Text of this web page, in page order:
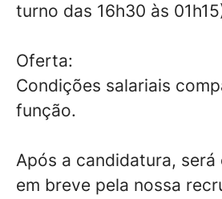
turno das 16h30 às
Oferta:
Condições salariais
função.
Após a candidatura,
em breve pela nossa